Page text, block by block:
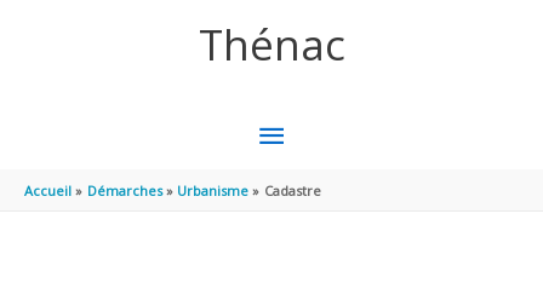
Thénac
MENU
PRINCIPAL
Accueil Démarches Urbanisme Cadastre